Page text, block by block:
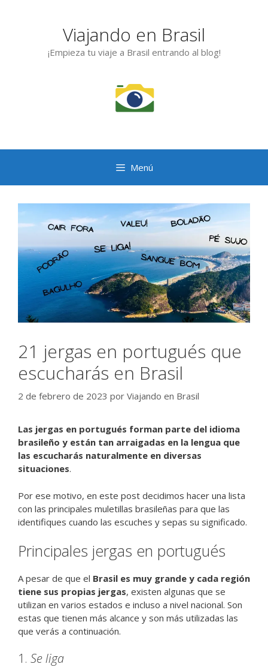
Viajando en Brasil
¡Empieza tu viaje a Brasil entrando al blog!
Menú
21 jergas en portugués que
escucharás en Brasil
2 de febrero de 2023 por Viajando en Brasil
Las jergas en portugués forman parte del idioma
brasileño y están tan arraigadas en la lengua que
las escucharás naturalmente en diversas
situaciones.
Por ese motivo, en este post decidimos hacer una lista
con las principales muletillas brasileñas para que las
identifiques cuando las escuches y sepas su significado.
Principales jergas en portugués
A pesar de que el Brasil es muy grande y cada región
tiene sus propias jergas, existen algunas que se
utilizan en varios estados e incluso a nivel nacional. Son
estas que tienen más alcance y son más utilizadas las
que verás a continuación.
1. Se liga